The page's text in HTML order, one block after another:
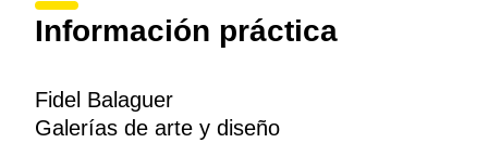
Información práctica
Fidel Balaguer
Galerías de arte y diseño